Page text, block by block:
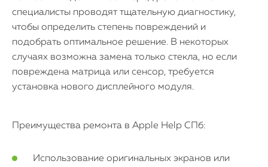
специалисты проводят тщательную диагностику,
чтобы определить степень повреждений и
подобрать оптимальное решение. В некоторых
случаях возможна замена только стекла, но если
повреждена матрица или сенсор, требуется
установка нового дисплейного модуля.
Преимущества ремонта в Apple Help СПб:
Использование оригинальных экранов или